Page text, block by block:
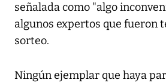
señalada como "algo
algunos expertos que fueron
sorteo.
Ningún ejemplar que haya